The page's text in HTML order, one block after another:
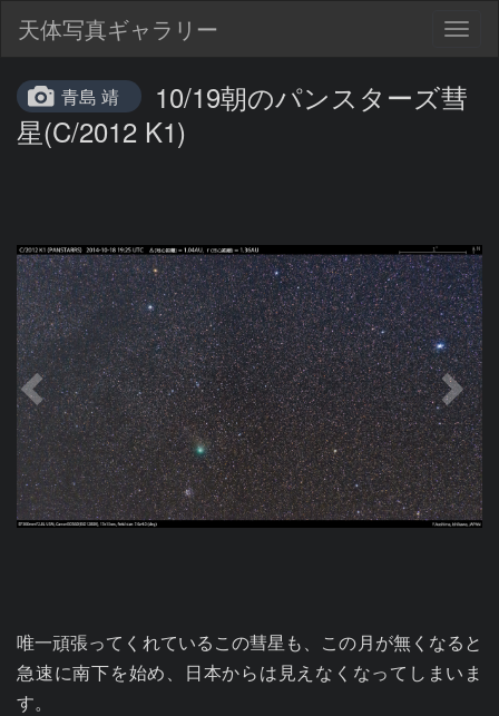
天体写真ギャラリー
青島 靖
10/19朝のパンスターズ彗
星(C/2012 K1)
唯一頑張ってくれているこの彗星も、この月が無くなると
急速に南下を始め、日本からは見えなくなってしまいま
す。